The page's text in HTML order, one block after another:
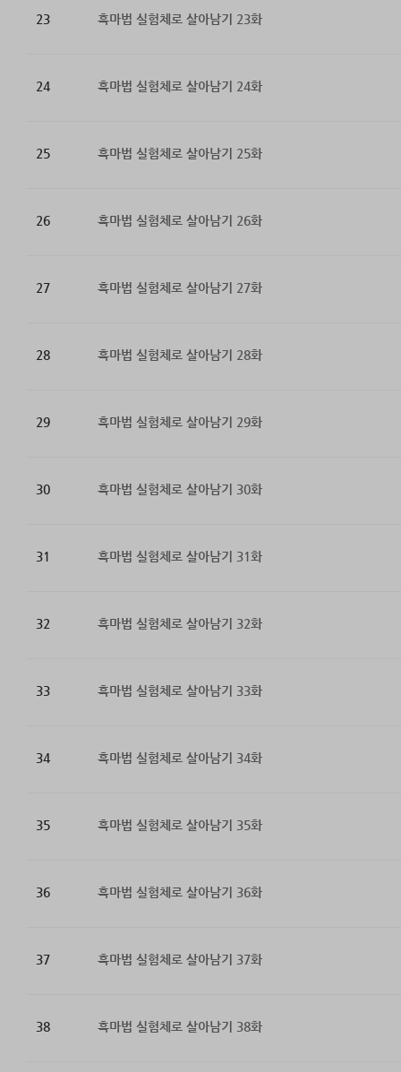
23 흑마법 실험체로 살아남기 23화
24 흑마법 실험체로 살아남기 24화
25 흑마법 실험체로 살아남기 25화
26 흑마법 실험체로 살아남기 26화
27 흑마법 실험체로 살아남기 27화
28 흑마법 실험체로 살아남기 28화
29 흑마법 실험체로 살아남기 29화
30 흑마법 실험체로 살아남기 30화
31 흑마법 실험체로 살아남기 31화
32 흑마법 실험체로 살아남기 32화
33 흑마법 실험체로 살아남기 33화
34 흑마법 실험체로 살아남기 34화
35 흑마법 실험체로 살아남기 35화
36 흑마법 실험체로 살아남기 36화
37 흑마법 실험체로 살아남기 37화
38 흑마법 실험체로 살아남기 38화